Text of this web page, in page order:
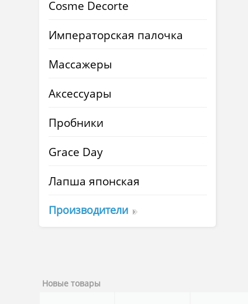
Cosme Decorte
Императорская палочка
Массажеры
Аксессуары
Пробники
Grace Day
Лапша японская
Производители
Новые товары